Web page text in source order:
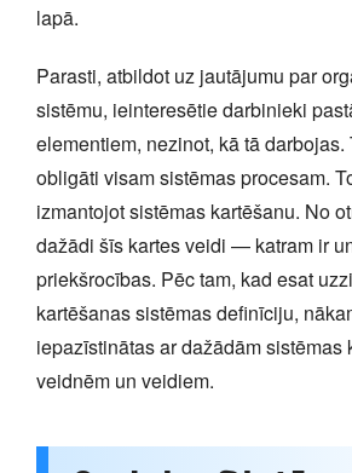
lapā.
Parasti, atbildot uz jautājumu par
sistēmu, ieinteresētie darbinieki
elementiem, nezinot, kā tā darbojas.
obligāti visam sistēmas procesam.
izmantojot sistēmas kartēšanu. No
dažādi šīs kartes veidi — katram ir
priekšrocības. Pēc tam, kad esat
kartēšanas sistēmas definīciju,
iepazīstinātas ar dažādām sistēmas
veidnēm un veidiem.